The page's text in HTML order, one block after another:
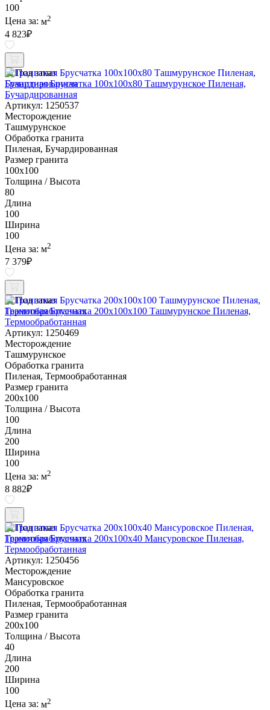
100
Цена за: м2
4 823₽
Под заказ
Гранитная Брусчатка 100х100x80 Ташмурунское Пиленая,
Бучардированная
Артикул: 1250537
Месторождение
Ташмурунское
Обработка гранита
Пиленая, Бучардированная
Размер гранита
100х100
Толщина / Высота
80
Длина
100
Ширина
100
Цена за: м2
7 379₽
Под заказ
Гранитная Брусчатка 200х100x100 Ташмурунское Пиленая,
Термообработанная
Артикул: 1250469
Месторождение
Ташмурунское
Обработка гранита
Пиленая, Термообработанная
Размер гранита
200х100
Толщина / Высота
100
Длина
200
Ширина
100
Цена за: м2
8 882₽
Под заказ
Гранитная Брусчатка 200х100x40 Мансуровское Пиленая,
Термообработанная
Артикул: 1250456
Месторождение
Мансуровское
Обработка гранита
Пиленая, Термообработанная
Размер гранита
200х100
Толщина / Высота
40
Длина
200
Ширина
100
Цена за: м2